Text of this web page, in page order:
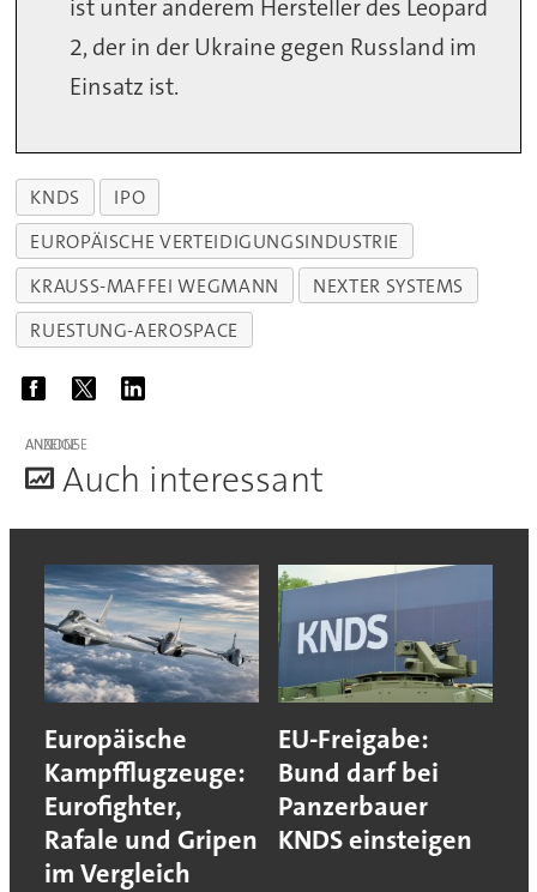
ist unter anderem Hersteller des Leopard
2, der in der Ukraine gegen Russland im
Einsatz ist.
KNDS
IPO
EUROPÄISCHE VERTEIDIGUNGSINDUSTRIE
KRAUSS-MAFFEI WEGMANN
NEXTER SYSTEMS
RUESTUNG-AEROSPACE
ANZEIGE
Auch interessant
Europäische
Kampfflugzeuge:
Eurofighter,
Rafale und Gripen
im Vergleich
EU-Freigabe:
Bund darf bei
Panzerbauer
KNDS einsteigen